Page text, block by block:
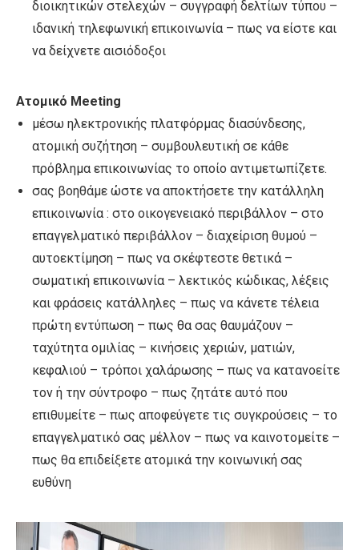
διοικητικών στελεχών – συγγραφή δελτίων τύπου –
ιδανική τηλεφωνική επικοινωνία – πως να είστε και
να δείχνετε αισιόδοξοι
Ατομικό Meeting
μέσω ηλεκτρονικής πλατφόρμας διασύνδεσης,
ατομική συζήτηση – συμβουλευτική σε κάθε
πρόβλημα επικοινωνίας το οποίο αντιμετωπίζετε.
σας βοηθάμε ώστε να αποκτήσετε την κατάλληλη
επικοινωνία : στο οικογενειακό περιβάλλον – στο
επαγγελματικό περιβάλλον – διαχείριση θυμού –
αυτοεκτίμηση – πως να σκέφτεστε θετικά –
σωματική επικοινωνία – λεκτικός κώδικας, λέξεις
και φράσεις κατάλληλες – πως να κάνετε τέλεια
πρώτη εντύπωση – πως θα σας θαυμάζουν –
ταχύτητα ομιλίας – κινήσεις χεριών, ματιών,
κεφαλιού – τρόποι χαλάρωσης – πως να κατανοείτε
τον ή την σύντροφο – πως ζητάτε αυτό που
επιθυμείτε – πως αποφεύγετε τις συγκρούσεις – το
επαγγελματικό σας μέλλον – πως να καινοτομείτε –
πως θα επιδείξετε ατομικά την κοινωνική σας
ευθύνη